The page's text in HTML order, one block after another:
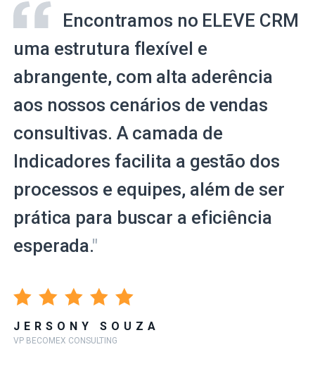
Encontramos no ELEVE CRM
uma estrutura flexível e
abrangente, com alta aderência
aos nossos cenários de vendas
consultivas. A camada de
Indicadores facilita a gestão dos
processos e equipes, além de ser
prática para buscar a eficiência
esperada."
JERSONY SOUZA
VP BECOMEX CONSULTING